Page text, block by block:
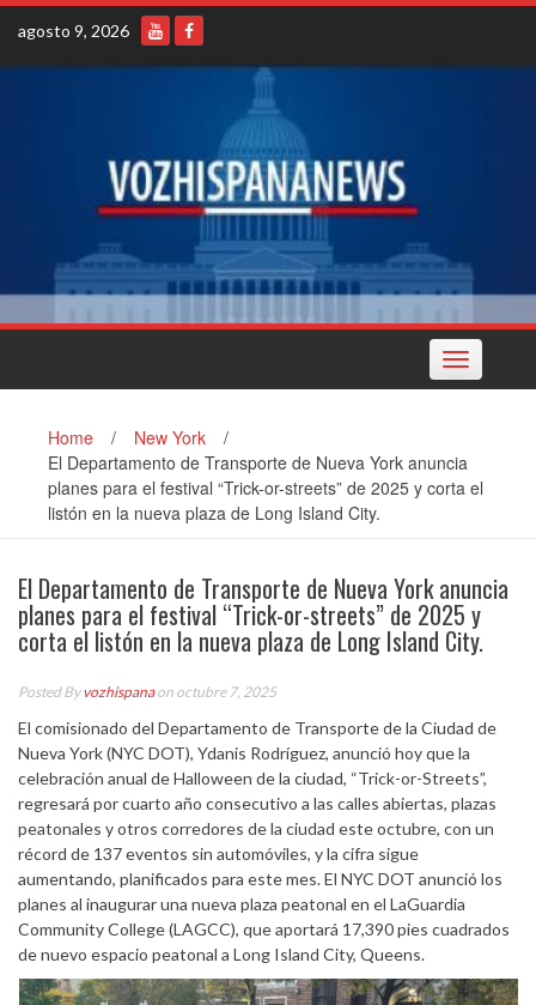
Skip
content
agosto 9, 2026
Toggle
navigation
Home / New York
/
El Departamento de Transporte de Nueva York anuncia
planes para el festival “Trick-or-streets” de 2025 y corta el
listón en la nueva plaza de Long Island City.
El Departamento de Transporte de Nueva York anuncia
planes para el festival “Trick-or-streets” de 2025 y
corta el listón en la nueva plaza de Long Island City.
Posted Byvozhispanaon octubre 7, 2025
El comisionado del Departamento de Transporte de la Ciudad de
Nueva York (NYC DOT), Ydanis Rodríguez, anunció hoy que la
celebración anual de Halloween de la ciudad, “Trick-or-Streets”,
regresará por cuarto año consecutivo a las calles abiertas, plazas
peatonales y otros corredores de la ciudad este octubre, con un
récord de 137 eventos sin automóviles, y la cifra sigue
aumentando, planificados para este mes. El NYC DOT anunció los
planes al inaugurar una nueva plaza peatonal en el LaGuardia
Community College (LAGCC), que aportará 17,390 pies cuadrados
de nuevo espacio peatonal a Long Island City, Queens.